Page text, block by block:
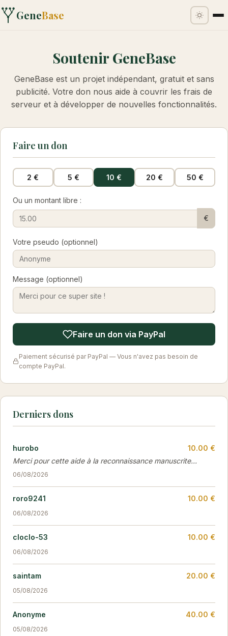
GeneBase
Soutenir GeneBase
GeneBase est un projet indépendant, gratuit et sans
publicité. Votre don nous aide à couvrir les frais de
serveur et à développer de nouvelles fonctionnalités.
Faire un don
2 € 5 € 10 € 20 € 50 €
Ou un montant libre :
€
Votre pseudo (optionnel)
Message (optionnel)
Faire un don via PayPal
Paiement sécurisé par PayPal — Vous n'avez pas besoin de
compte PayPal.
Derniers dons
hurobo
10.00 €
Merci pour cette aide à la reconnaissance manuscrite...
06/08/2026
roro9241 10.00 €
06/08/2026
cloclo-53 10.00 €
06/08/2026
saintam 20.00 €
05/08/2026
Anonyme 40.00 €
05/08/2026